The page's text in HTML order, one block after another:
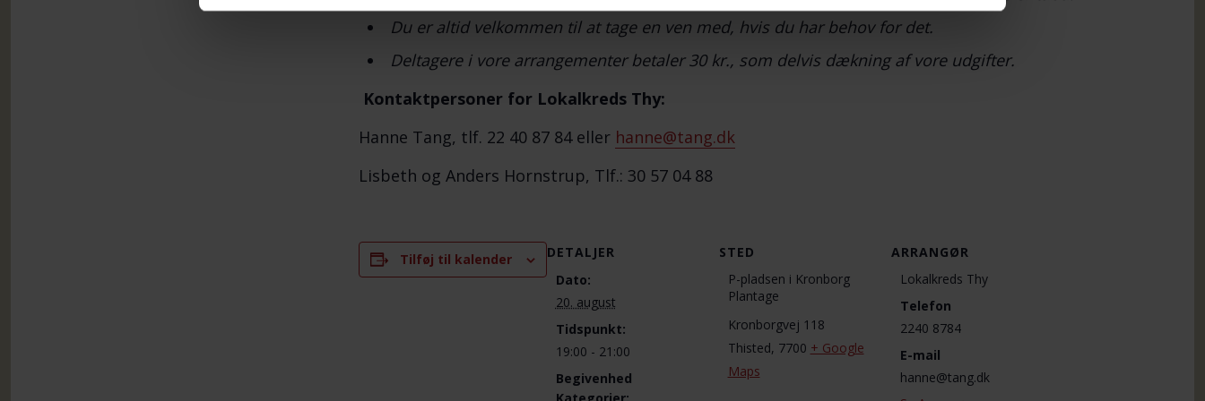
Du er altid velkommen til at tage en ven med, hvis du har behov for det.
Deltagere i vore arrangementer betaler 30 kr., som delvis dækning af vore udgifter.
Kontaktpersoner for Lokalkreds Thy:
Hanne Tang, tlf. 22 40 87 84 eller hanne@tang.dk
Lisbeth og Anders Hornstrup, Tlf.: 30 57 04 88
Tilføj til kalender
DETALJER
Dato:
20. august
Tidspunkt:
19:00 - 21:00
Begivenhed
STED
P-pladsen i Kronborg
Plantage
Kronborgvej 118
Thisted, 7700 + Google
Maps
ARRANGØR
Lokalkreds Thy
Telefon
2240 8784
E-mail
hanne@tang.dk